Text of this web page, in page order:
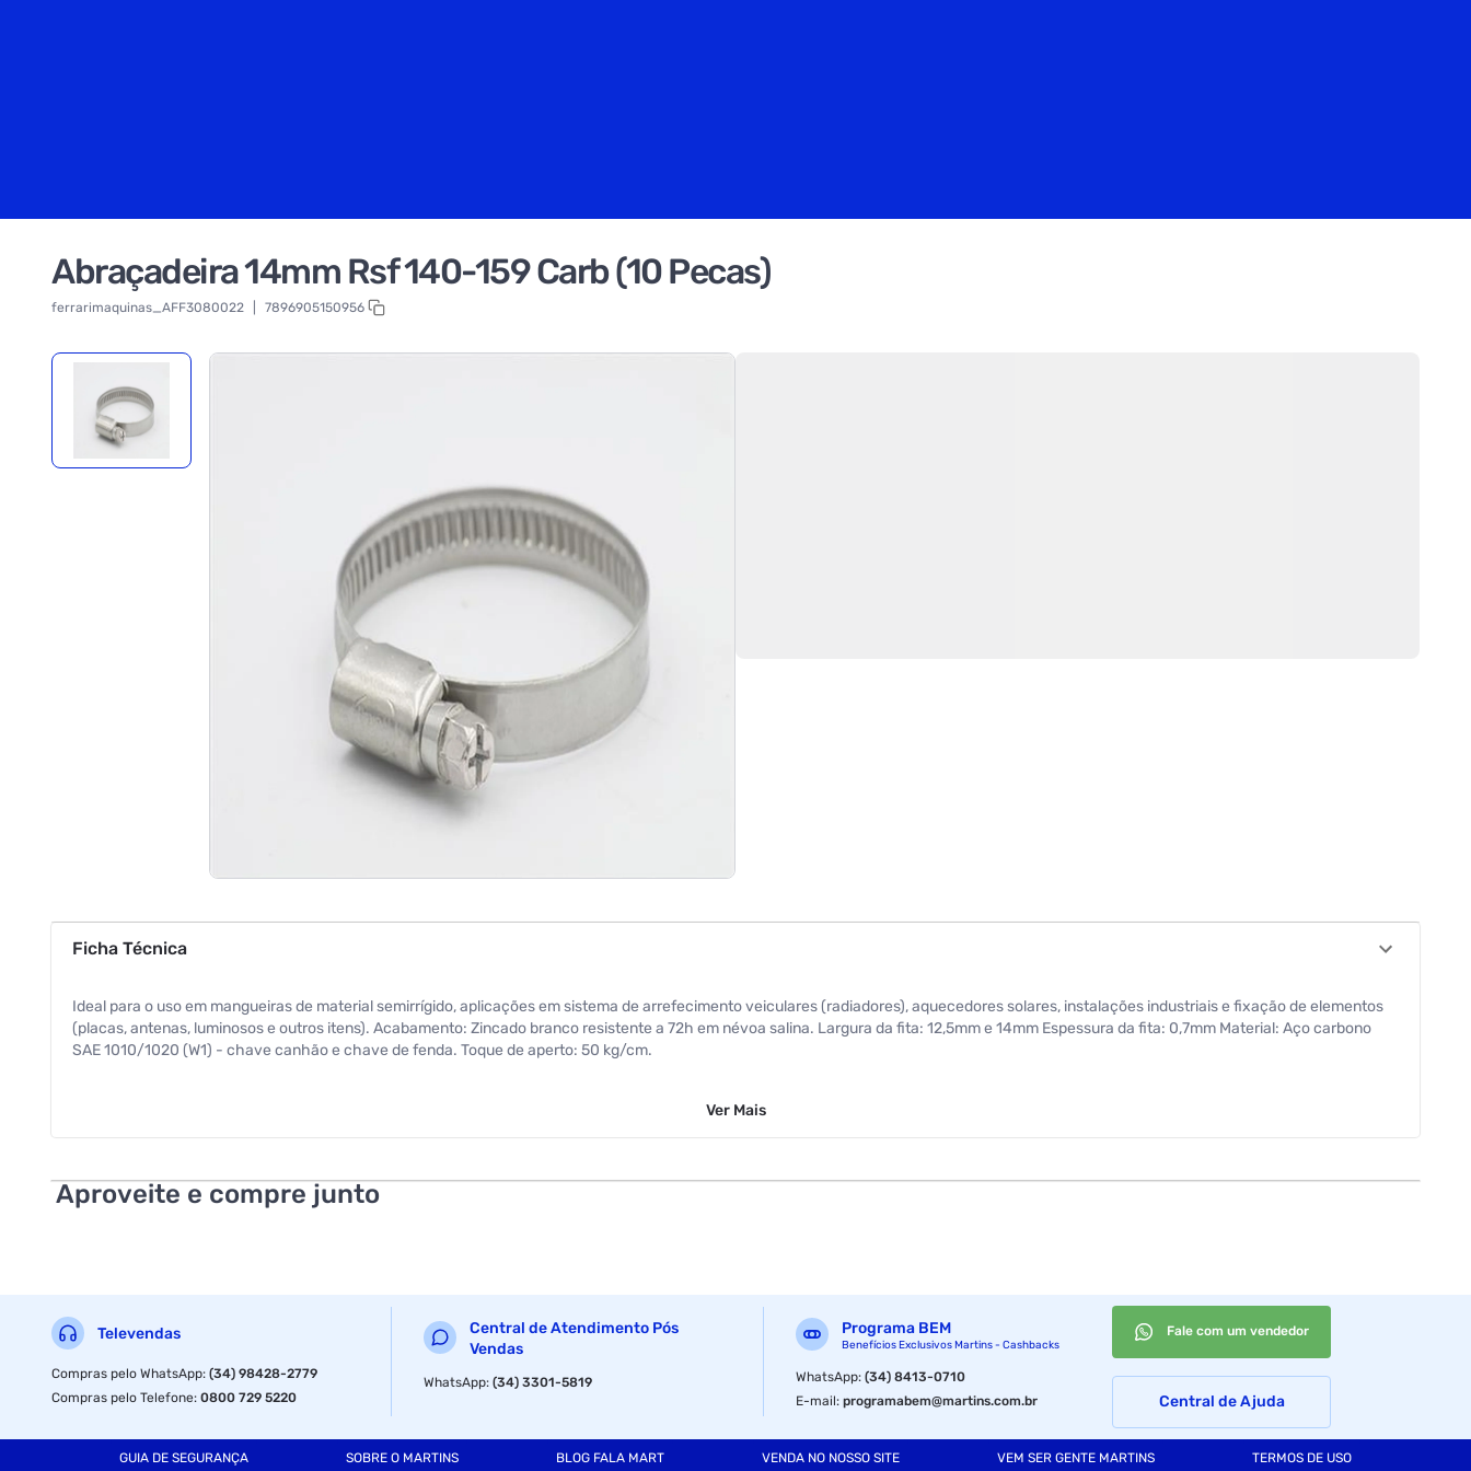
Abraçadeira 14mm Rsf 140-159 Carb (10 Pecas)
ferrarimaquinas_AFF3080022 7896905150956
Ficha Técnica
Ideal para o uso em mangueiras de material semirrígido, aplicações em sistema de arrefecimento veiculares (radiadores), aquecedores solares, instalações industriais e fixação de elementos
(placas, antenas, luminosos e outros itens). Acabamento: Zincado branco resistente a 72h em névoa salina. Largura da fita: 12,5mm e 14mm Espessura da fita: 0,7mm Material: Aço carbono
SAE 1010/1020 (W1) - chave canhão e chave de fenda. Toque de aperto: 50 kg/cm.
Ver Mais
Aproveite e compre junto
Televendas
Compras pelo WhatsApp:(34) 98428-2779
Compras pelo Telefone:0800 729 5220
Central de Atendimento Pós
Vendas
WhatsApp:(34) 3301-5819
Programa BEM
Benefícios Exclusivos Martins - Cashbacks
WhatsApp:(34) 8413-0710
E-mail:programabem@martins.com.br
Fale com um vendedor
Central de Ajuda
GUIA DE SEGURANÇA SOBRE O MARTINS BLOG FALA MART VENDA NO NOSSO SITE VEM SER GENTE MARTINS TERMOS DE USO